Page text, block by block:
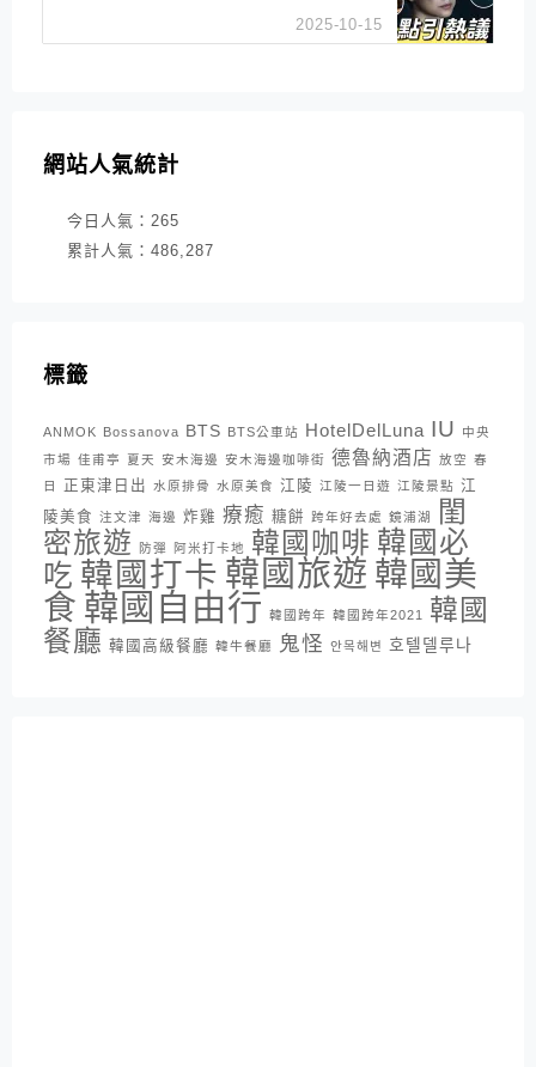
2025-10-15
網站人氣統計
今日人氣： 265
累計人氣： 486,287
標籤
ANMOK Bossanova BTS BTS公車站 HotelDelLuna IU
中央
市場 佳甫亭 夏天 安木海邊 安木海邊咖啡街 德魯納酒店 放空 春
日
正東津日出 水原排骨 水原美食 江陵 江陵一日遊 江陵景點 江
陵美食 注文津 海邊 炸雞 療癒 糖餅 跨年好去處 鏡浦湖
閨
密旅遊
防彈 阿米打卡地 韓國咖啡 韓國必
吃 韓國打卡 韓國旅遊 韓國美
食 韓國自由行 韓國跨年 韓國跨年2021 韓國
餐廳 韓國高級餐廳 韓牛餐廳 鬼怪 안목해변 호텔델루나